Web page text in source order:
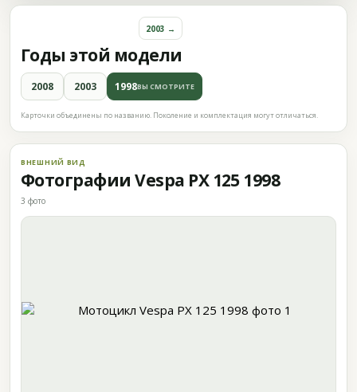
Годы этой модели
2003 →
2008 2003 1998ВЫ СМОТРИТЕ
Карточки объединены по названию. Поколение и комплектация могут отличаться.
ВНЕШНИЙ ВИД
Фотографии Vespa PX 125 1998
3 фото